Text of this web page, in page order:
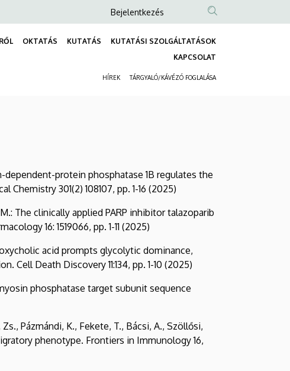
Anonim
fiók
Bejelentkezés
OKTATÁS KUTATÁS
KUTATÁSI SZOLGÁLTATÁSOK
KAPCSOLAT
HÍREK TÁRGYALÓ/KÁVÉZÓ FOGLALÁSA
dependent-protein phosphatase 1B regulates the
301(2) 108107, pp. 1-16 (2025)
The clinically applied PARP inhibitor talazoparib
16: 1519066, pp. 1-11 (2025)
acid prompts glycolytic dominance,
Death Discovery 11:134, pp. 1-10 (2025)
phosphatase target subunit sequence
Pázmándi, K., Fekete, T., Bácsi, A., Szöllősi,
phenotype. Frontiers in Immunology 16,